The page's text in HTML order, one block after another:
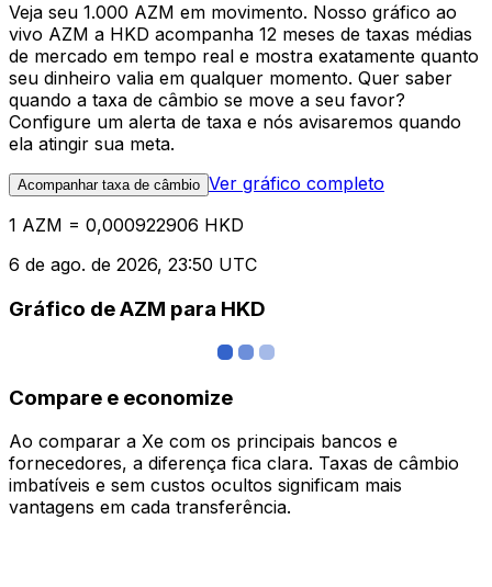
Veja seu 1.000 AZM em movimento. Nosso gráfico ao
vivo AZM a HKD acompanha 12 meses de taxas médias
de mercado em tempo real e mostra exatamente quanto
seu dinheiro valia em qualquer momento. Quer saber
quando a taxa de câmbio se move a seu favor?
Configure um alerta de taxa e nós avisaremos quando
ela atingir sua meta.
Acompanhar taxa de câmbio Ver gráfico completo
1 AZM = 0,000922906 HKD
6 de ago. de 2026, 23:50 UTC
Gráfico de AZM para HKD
Compare e economize
Ao comparar a Xe com os principais bancos e
fornecedores, a diferença fica clara. Taxas de câmbio
imbatíveis e sem custos ocultos significam mais
vantagens em cada transferência.